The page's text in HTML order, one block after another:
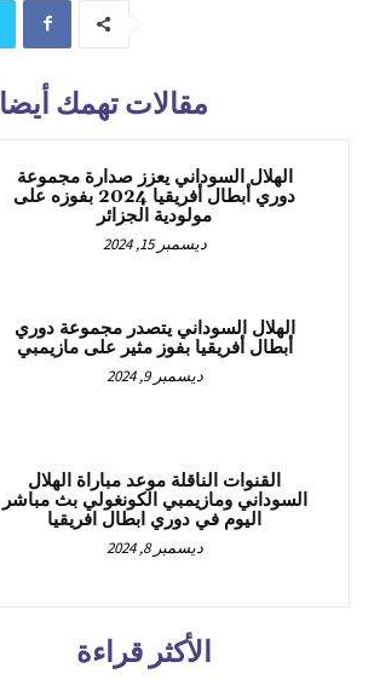
مقالات تهمك أيضا
الهلال السوداني يعزز صدارة مجموعة
دوري أبطال أفريقيا 2024 بفوزه على
مولودية الجزائر
ديسمبر 15, 2024
الهلال السوداني يتصدر مجموعة دوري
أبطال أفريقيا بفوز مثير على مازيمبي
ديسمبر 9, 2024
القنوات الناقلة موعد مباراة الهلال
السوداني ومازيمبي الكونغولي بث مباشر
اليوم في دوري ابطال افريقيا
ديسمبر 8, 2024
الأكثر قراءة